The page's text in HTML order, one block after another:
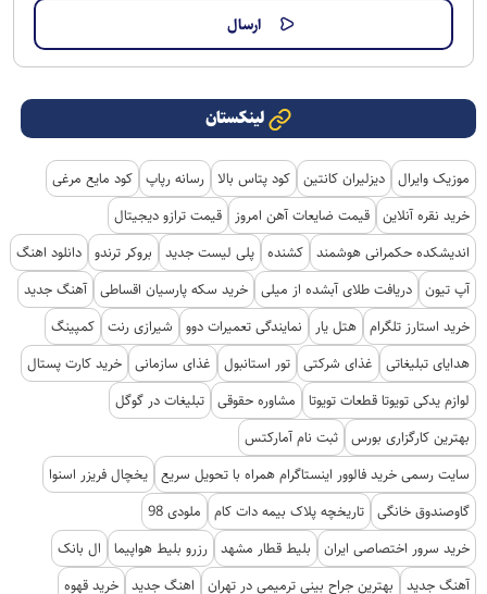
لینکستان
موزیک وایرال دیزلیران کانتین کود پتاس بالا رسانه رپاپ کود مایع مرغی
خرید نقره آنلاین قیمت ضایعات آهن امروز
قیمت ترازو دیجیتال
اندیشکده حکمرانی هوشمند کشنده پلی لیست جدید بروکر ترندو دانلود اهنگ
آپ تیون دریافت طلای آبشده از میلی خرید سکه پارسیان اقساطی آهنگ جدید
خرید استارز تلگرام هتل یار نمایندگی تعمیرات دوو شیرازی رنت کمپینگ
هدایای تبلیغاتی
غذای شرکتی تور استانبول غذای سازمانی خرید کارت پستال
لوازم یدکی تویوتا قطعات تویوتا
مشاوره حقوقی تبلیغات در گوگل
بهترین کارگزاری بورس ثبت نام آمارکتس
سایت رسمی خرید فالوور اینستاگرام همراه با تحویل سریع یخچال فریزر اسنوا
گاوصندوق خانگی تاریخچه پلاک بیمه دات کام
ملودی 98
خرید سرور اختصاصی ایران
بلیط قطار مشهد رزرو بلیط هواپیما
ال بانک
آهنگ جدید
بهترین جراح بینی ترمیمی در تهران اهنگ جدید خرید قهوه